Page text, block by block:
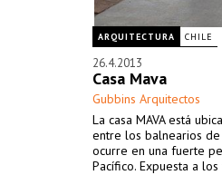
ARQUITECTURA CHILE
26.4.2013
Casa Mava
Gubbins Arquitectos
La casa MAVA está
entre los balnearios de
ocurre en una fuerte
Pacífico. Expuesta a